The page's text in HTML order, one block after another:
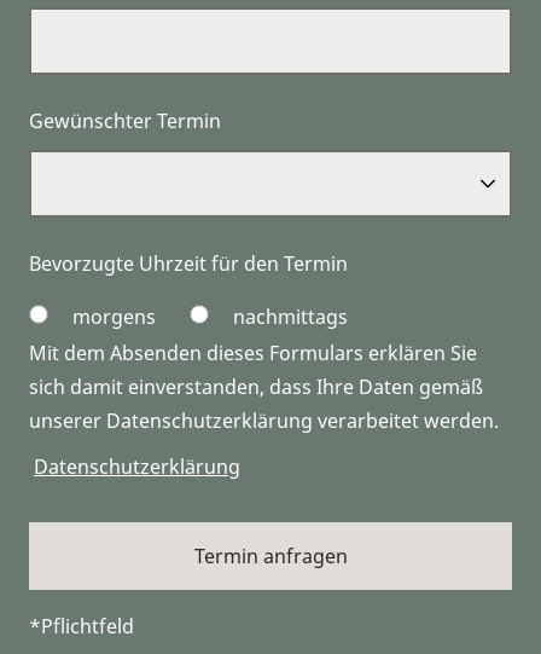
Gewünschter Termin
Bevorzugte Uhrzeit für den Termin
morgens
nachmittags
Mit dem Absenden dieses Formulars erklären Sie
sich damit einverstanden, dass Ihre Daten gemäß
unserer Datenschutzerklärung verarbeitet werden.
Datenschutzerklärung
*Pflichtfeld